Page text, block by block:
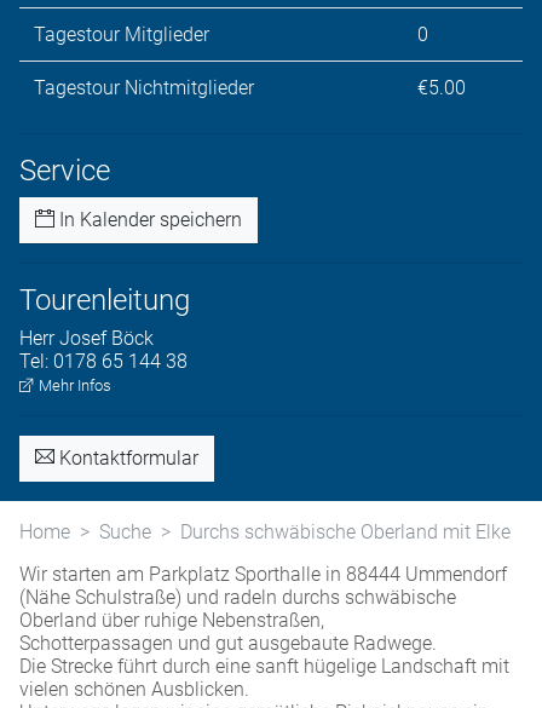
Tagestour Mitglieder 0
Tagestour Nichtmitglieder €5.00
Service
In Kalender speichern
Tourenleitung
Herr Josef Böck
Tel: 0178 65 144 38
Mehr Infos
Kontaktformular
Home Suche
Durchs schwäbische Oberland mit Elke
Wir starten am Parkplatz Sporthalle in 88444 Ummendorf
(Nähe Schulstraße) und radeln durchs schwäbische
Oberland über ruhige Nebenstraßen,
Schotterpassagen und gut ausgebaute Radwege.
Die Strecke führt durch eine sanft hügelige Landschaft mit
vielen schönen Ausblicken.